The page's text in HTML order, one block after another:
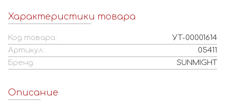
Характеристики товара
Код товара:
УТ-00001614
Артикул:
05411
Бренд:
SUNMIGHT
Описание